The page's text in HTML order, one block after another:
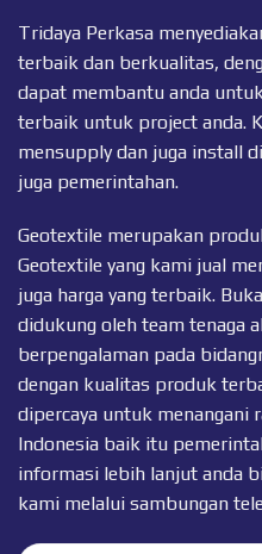
Tridaya Perkasa
terbaik dan berkualitas,
dapat membantu anda
terbaik untuk project anda.
mensupply dan juga install
juga pemerintahan.
Geotextile merupakan
Geotextile yang kami jual
juga harga yang terbaik.
didukung oleh team tenaga
berpengalaman pada
dengan kualitas produk
dipercaya untuk menangani
Indonesia baik itu
informasi lebih lanjut anda
kami melalui sambungan